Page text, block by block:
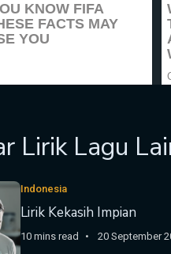
Lirik Lagu
Indonesia
Lirik Kekasih Impian
10 mins read 20 September